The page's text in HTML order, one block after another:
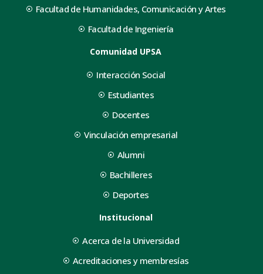
Facultad de Humanidades, Comunicación y Artes
Facultad de Ingeniería
Comunidad UPSA
Interacción Social
Estudiantes
Docentes
Vinculación empresarial
Alumni
Bachilleres
Deportes
Institucional
Acerca de la Universidad
Acreditaciones y membresías